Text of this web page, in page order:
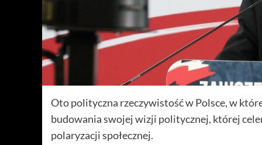
Oto polityczna rzeczywistość w Polsce, w
budowania swojej wizji politycznej, której
polaryzacji społecznej.